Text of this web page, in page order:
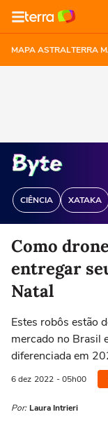
MAPA ASTRALTERRA
CIÊNCIA XATAKA
Como
entregar
Natal
Estes robôs estão
mercado no Brasil
diferenciada em
6 dez 2022 - 05h00
Por: Laura Intrieri